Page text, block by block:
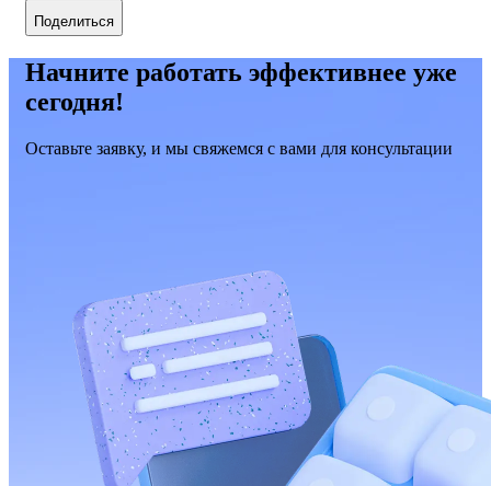
Поделиться
Начните работать эффективнее уже
сегодня!
Оставьте заявку, и мы свяжемся с вами для консультации